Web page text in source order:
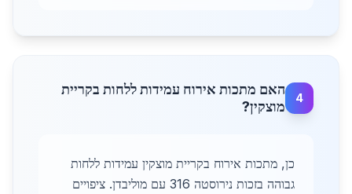
4
האם מתכות אירוח עמידות ללחות בקריית
מוצקין?
כן, מתכות אירוח בקריית מוצקין עמידות ללחות
גבוהה בזכות נירוסטה 316 עם מוליבדן. ציפויים